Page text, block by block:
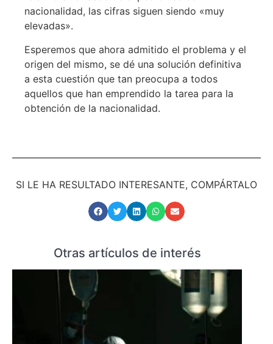
nacionalidad, las cifras siguen siendo «muy
elevadas».
Esperemos que ahora admitido el problema y el
origen del mismo, se dé una solución definitiva
a esta cuestión que tan preocupa a todos
aquellos que han emprendido la tarea para la
obtención de la nacionalidad.
SI LE HA RESULTADO INTERESANTE, COMPÁRTALO
Otras artículos de interés